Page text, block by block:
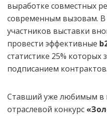
выработке совместных
современным вызовам. В
участников выставки
провести эффективные b
статистике 25% которых
подписанием контрактов.
Ставший уже любимым в
отраслевой конкурс